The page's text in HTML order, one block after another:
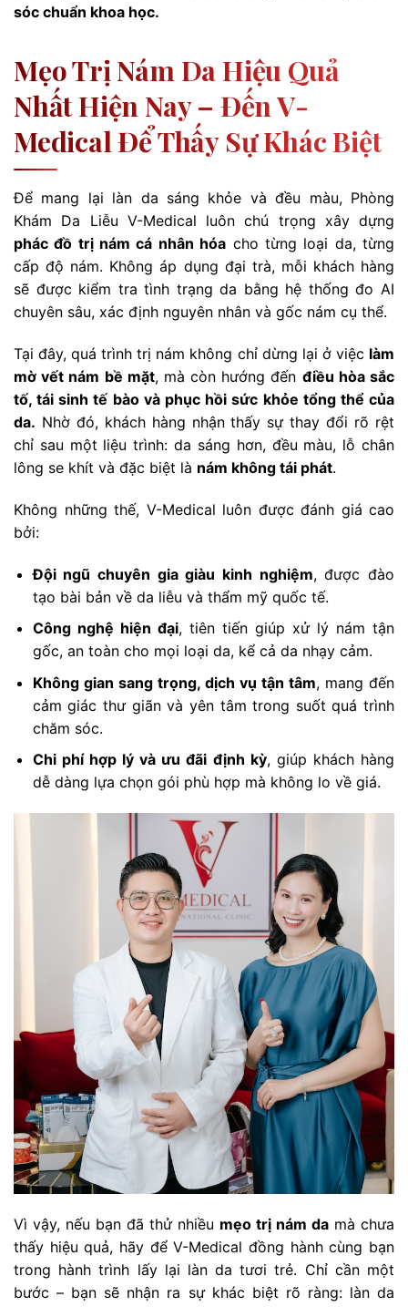
sóc chuẩn khoa học.
Mẹo Trị Nám Da Hiệu Quả
Nhất Hiện Nay – Đến V-
Medical Để Thấy Sự Khác Biệt
Để mang lại làn da sáng khỏe và đều màu, Phòng
Khám Da Liễu V-Medical luôn chú trọng xây dựng
phác đồ trị nám cá nhân hóa cho từng loại da, từng
cấp độ nám. Không áp dụng đại trà, mỗi khách hàng
sẽ được kiểm tra tình trạng da bằng hệ thống đo AI
chuyên sâu, xác định nguyên nhân và gốc nám cụ thể.
Tại đây, quá trình trị nám không chỉ dừng lại ở việc làm
mờ vết nám bề mặt, mà còn hướng đến điều hòa sắc
tố, tái sinh tế bào và phục hồi sức khỏe tổng thể của
da. Nhờ đó, khách hàng nhận thấy sự thay đổi rõ rệt
chỉ sau một liệu trình: da sáng hơn, đều màu, lỗ chân
lông se khít và đặc biệt là nám không tái phát.
Không những thế, V-Medical luôn được đánh giá cao
bởi:
Đội ngũ chuyên gia giàu kinh nghiệm, được đào
tạo bài bản về da liễu và thẩm mỹ quốc tế.
Công nghệ hiện đại, tiên tiến giúp xử lý nám tận
gốc, an toàn cho mọi loại da, kể cả da nhạy cảm.
Không gian sang trọng, dịch vụ tận tâm, mang đến
cảm giác thư giãn và yên tâm trong suốt quá trình
chăm sóc.
Chi phí hợp lý và ưu đãi định kỳ, giúp khách hàng
dễ dàng lựa chọn gói phù hợp mà không lo về giá.
Vì vậy, nếu bạn đã thử nhiều mẹo trị nám da mà chưa
thấy hiệu quả, hãy để V-Medical đồng hành cùng bạn
trong hành trình lấy lại làn da tươi trẻ. Chỉ cần một
bước – bạn sẽ nhận ra sự khác biệt rõ ràng: làn da